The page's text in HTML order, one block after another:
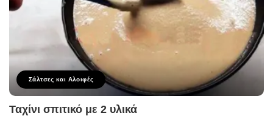
Σάλτσες και Αλοιφές
Ταχίνι σπιτικό με 2 υλικά